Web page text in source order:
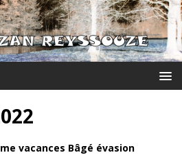
vacances Bâgé évasion